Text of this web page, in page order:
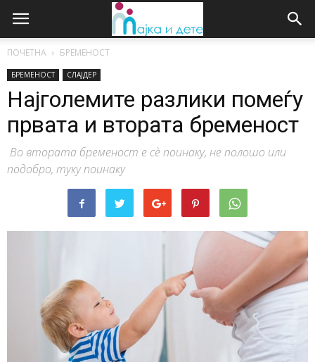
ПОЧЕТНА БРЕМЕНОСТ
БРЕМЕНОСТ СЛАЈДЕР
Најголемите разлики помеѓу
првата и втората бременост
Во втората бременост е сѐ поинаку, не полошо или
подобро, туку поинаку